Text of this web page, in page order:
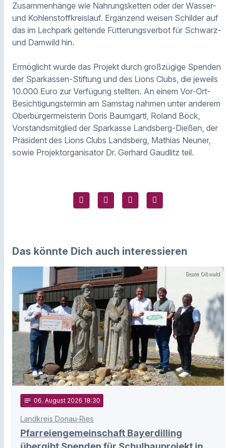
Zusammenhänge wie Nahrungsketten oder der Wasser-
und Kohlenstoffkreislauf. Ergänzend weisen Schilder auf
das im Lechpark geltende Fütterungsverbot für Schwarz-
und Damwild hin.
Ermöglicht wurde das Projekt durch großzügige Spenden
der Sparkassen-Stiftung und des Lions Clubs, die jeweils
10.000 Euro zur Verfügung stellten. An einem Vor-Ort-
Besichtigungstermin am Samstag nahmen unter anderem
Oberbürgermeisterin Doris Baumgartl, Roland Böck,
Vorstandsmitglied der Sparkasse Landsberg-Dießen, der
Präsident des Lions Clubs Landsberg, Mathias Neuner,
sowie Projektorganisator Dr. Gerhard Gaudlitz teil.
Das könnte Dich auch interessieren
Beate Oßwald
notes 06. August 2026 18:30
Landkreis Donau-Ries
Pfarreiengemeinschaft Bayerdilling